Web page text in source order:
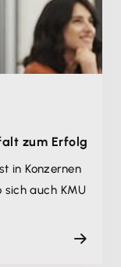
zum Erfolg
in Konzernen
sich auch KMU